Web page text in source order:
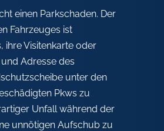
einen Parkschaden. Der
Fahrzeuges ist
ihre Visitenkarte oder
Adresse des
unter den
Pkws zu
Unfall während der
unnötigen Aufschub zu